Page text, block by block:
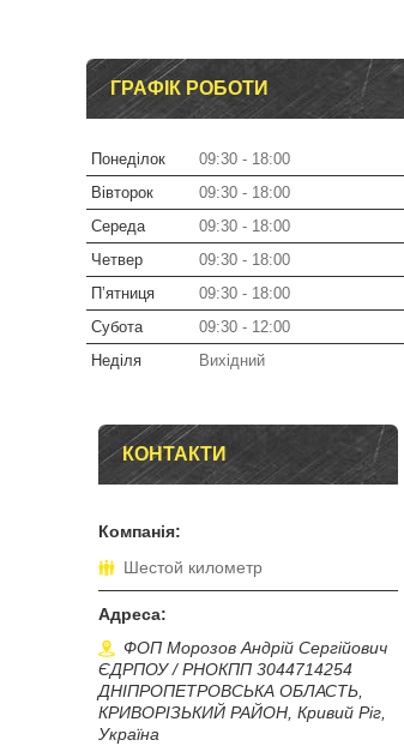
ГРАФІК РОБОТИ
Понеділок 09:30
18:00
Вівторок
09:30
18:00
Середа
09:30
18:00
Четвер
09:30
18:00
Пʼятниця
09:30
18:00
Субота
09:30
12:00
Неділя
Вихідний
КОНТАКТИ
Шестой километр
ФОП Морозов Андрій Сергійович
ЄДРПОУ / РНОКПП 3044714254
ДНІПРОПЕТРОВСЬКА ОБЛАСТЬ,
КРИВОРІЗЬКИЙ РАЙОН, Кривий Ріг,
Україна